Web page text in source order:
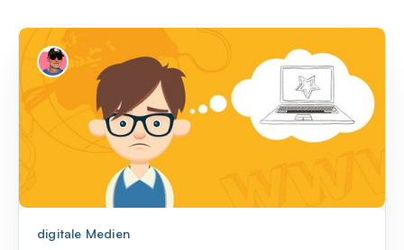
digitale Medien